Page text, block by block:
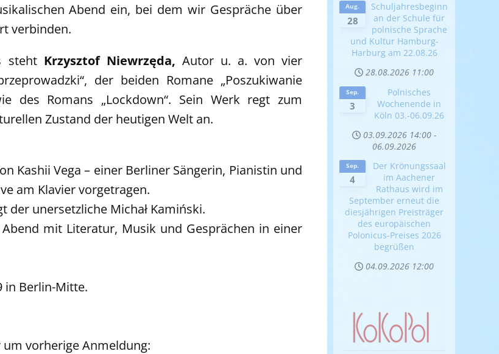
Abend ein, bei dem wir Gespräche über
verbinden.
steht Krzysztof Niewrzęda, Autor u. a. von vier
der beiden Romane „Poszukiwanie
des Romans „Lockdown“. Sein Werk regt zum
Zustand der heutigen Welt an.
Kashii Vega – einer Berliner Sängerin, Pianistin und
am Klavier vorgetragen.
der unersetzliche Michał Kamiński.
mit Literatur, Musik und Gesprächen in einer
in Berlin-Mitte.
vorherige Anmeldung:
28
Aug.
Schuljahresbeginn
an der Schule für
polnische Sprache
und Kultur Hamburg-
Harburg am 22.08.26
28.08.2026 11:00
3
Sep.
Polnisches
Wochenende in
Köln 03.-06.09.26
03.09.2026 14:00 -
06.09.2026
4
Sep.
Der Krönungssaal
im Aachener
Rathaus wird im
September erneut die
diesjährigen Preisträger
des europäischen
Polonicus-Preises 2026
begrüßen
04.09.2026 12:00